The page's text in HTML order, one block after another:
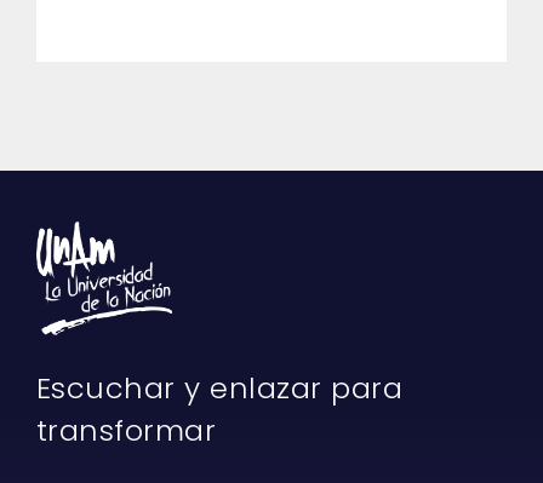
Escuchar y enlazar para
transformar